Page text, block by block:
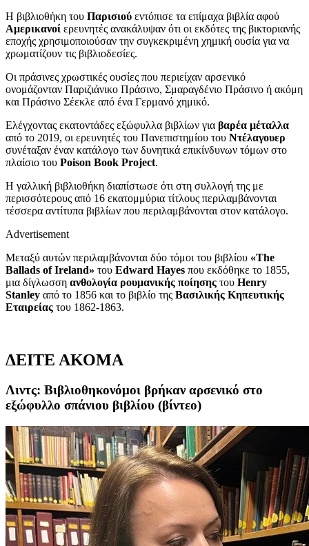
H βιβλιοθήκη του Παρισιού εντόπισε τα επίμαχα βιβλία αφού
Αμερικανοί ερευνητές ανακάλυψαν ότι οι εκδότες της βικτοριανής
εποχής χρησιμοποιούσαν την συγκεκριμένη χημική ουσία για να
χρωματίζουν τις βιβλιοδεσίες.
Οι πράσινες χρωστικές ουσίες που περιείχαν αρσενικό
ονομάζονταν Παριζιάνικο Πράσινο, Σμαραγδένιο Πράσινο ή ακόμη
και Πράσινο Σέεκλε από ένα Γερμανό χημικό.
Ελέγχοντας εκατοντάδες εξώφυλλα βιβλίων για βαρέα μέταλλα
από το 2019, οι ερευνητές του Πανεπιστημίου του Ντέλαγουερ
συνέταξαν έναν κατάλογο των δυνητικά επικίνδυνων τόμων στο
πλαίσιο του Poison Book Project.
Η γαλλική βιβλιοθήκη διαπίστωσε ότι στη συλλογή της με
περισσότερους από 16 εκατομμύρια τίτλους περιλαμβάνονται
τέσσερα αντίτυπα βιβλίων που περιλαμβάνονται στον κατάλογο.
Advertisement
Μεταξύ αυτών περιλαμβάνονται δύο τόμοι του βιβλίου «The
Ballads of Ireland» του Edward Hayes που εκδόθηκε το 1855,
μια δίγλωσση ανθολογία ρουμανικής ποίησης του Henry
Stanley από το 1856 και το βιβλίο της Βασιλικής Κηπευτικής
Εταιρείας του 1862-1863.
ΔΕΙΤΕ ΑΚΟΜΑ
Λιντς: Βιβλιοθηκονόμοι βρήκαν αρσενικό στο
εξώφυλλο σπάνιου βιβλίου (βίντεο)